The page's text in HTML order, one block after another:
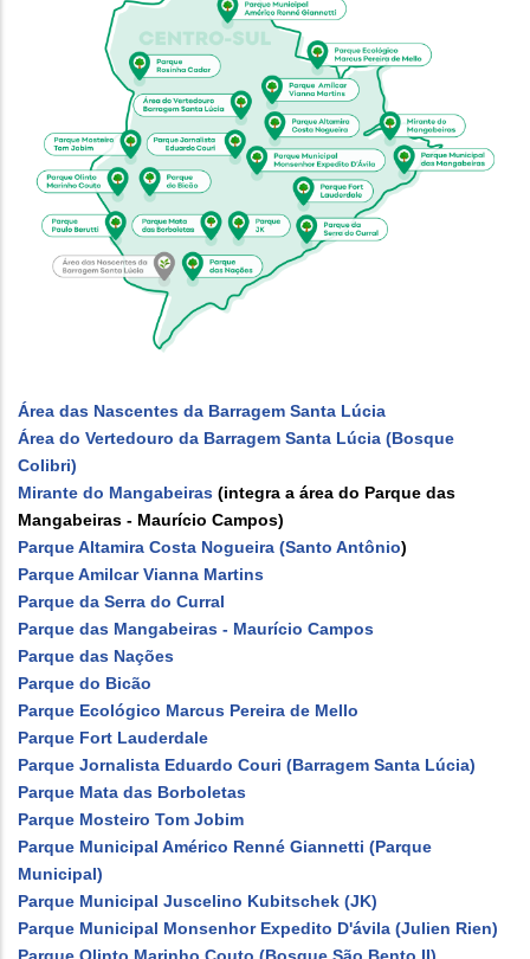
Área das Nascentes da Barragem Santa Lúcia
Área do Vertedouro da Barragem Santa Lúcia (Bosque
Colibri)
Mirante do Mangabeiras (integra a área do Parque das
Mangabeiras - Maurício Campos)
Parque Altamira Costa Nogueira (Santo Antônio)
Parque Amilcar Vianna Martins
Parque da Serra do Curral
Parque das Mangabeiras - Maurício Campos
Parque das Nações
Parque do Bicão
Parque Ecológico Marcus Pereira de Mello
Parque Fort Lauderdale
Parque Jornalista Eduardo Couri (Barragem Santa Lúcia)
Parque Mata das Borboletas
Parque Mosteiro Tom Jobim
Parque Municipal Américo Renné Giannetti (Parque
Municipal)
Parque Municipal Juscelino Kubitschek (JK)
Parque Municipal Monsenhor Expedito D'ávila (Julien Rien)